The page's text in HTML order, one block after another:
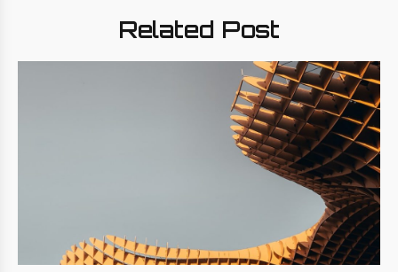
Related Post